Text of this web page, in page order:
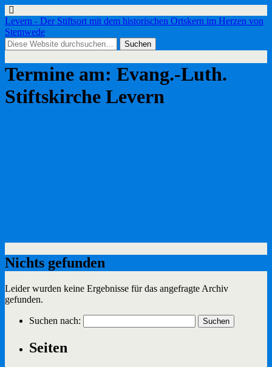
Levern - Der Stiftsort mit dem historischen Ortskern im Herzen von
Stemwede
Termine am: Evang.-Luth.
Stiftskirche Levern
Nichts gefunden
Leider wurden keine Ergebnisse für das angefragte Archiv
gefunden.
Suchen nach:
Seiten